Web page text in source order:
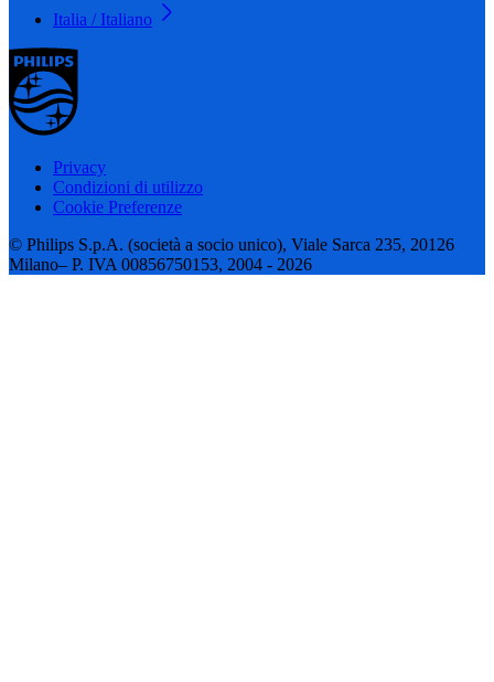
Italia / Italiano
Privacy
Condizioni di utilizzo
Cookie Preferenze
© Philips S.p.A. (società a socio unico), Viale Sarca 235, 20126
Milano– P. IVA 00856750153, 2004 - 2026